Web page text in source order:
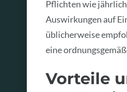
Pflichten wie
Auswirkungen auf
üblicherweise
eine
Vorteile